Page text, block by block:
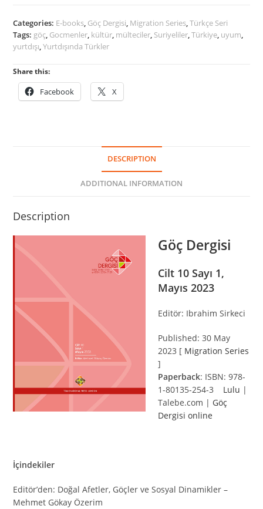
quantity
Categories: E-books, Göç Dergisi, Migration Series,Türkçe Seri
Tags: göç, Gocmenler, kültür, mülteciler, Suriyeliler,Türkiye, uyum,
yurtdışı,Yurtdışında Türkler
Share this:
Facebook X
DESCRIPTION
ADDITIONAL INFORMATION
Description
Göç Dergisi
Cilt 10 Sayı 1,
Mayıs 2023
Editör: Ibrahim Sirkeci
Published: 30 May
2023 [ Migration Series
]
Paperback: ISBN: 978-
1-80135-254-3 Lulu |
Talebe.com | Göç
Dergisi online
İçindekiler
Editör’den: Doğal Afetler, Göçler ve Sosyal Dinamikler –
Mehmet Gökay Özerim